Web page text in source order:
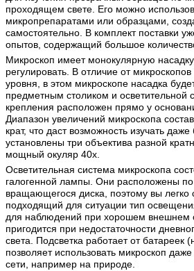
проходящем свете. Его можно
микропрепаратами или образцами,
самостоятельно. В комплект поставки
опытов, содержащий большое
Микроскоп имеет монокулярную
регулировать. В отличие от
уровня, в этом микроскопе насадка
предметным столиком и осветительной
крепления расположен прямо у
Диапазон увеличений микроскопа
крат, что даст возможность изучать
установлены три объектива разной
мощный окуляр 40х.
Осветительная система микроскопа
галогенной лампы. Они расположены
вращающегося диска, поэтому вы легко
подходящий для ситуации тип
для наблюдений при хорошем внешнем
пригодится при недостаточности
света. Подсветка работает от батареек
позволяет использовать микроскоп
сети, например на природе.